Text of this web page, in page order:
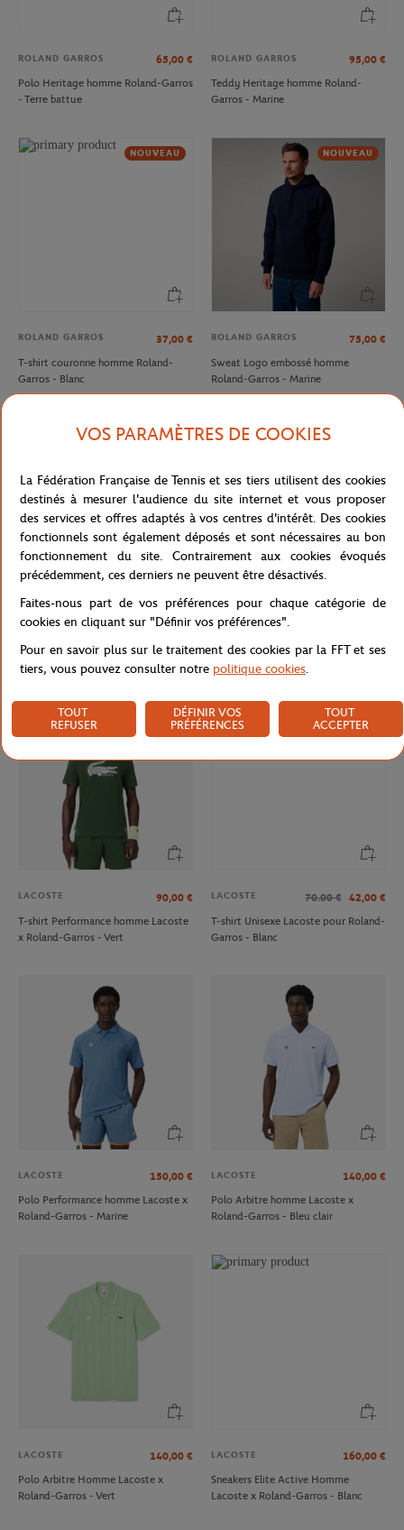
ROLAND GARROS 65,00 €
Polo Heritage homme Roland-Garros
- Terre battue
ROLAND GARROS 95,00 €
Teddy Heritage homme Roland-
Garros - Marine
NOUVEAU
ROLAND GARROS 37,00 €
T-shirt couronne homme Roland-
Garros - Blanc
NOUVEAU
ROLAND GARROS 75,00 €
Sweat Logo embossé homme
Roland-Garros - Marine
LACOSTE 90,00 €
Roland-Garros - Terre Battue
LACOSTE
Roland-Garros - Marine
LACOSTE 90,00 €
T-shirt Performance homme Lacoste
x Roland-Garros - Vert
LACOSTE 70.00 € 42,00 €
T-shirt Unisexe Lacoste pour Roland-
Garros - Blanc
LACOSTE 150,00 €
Polo Performance homme Lacoste x
Roland-Garros - Marine
LACOSTE 140,00 €
Polo Arbitre homme Lacoste x
Roland-Garros - Bleu clair
LACOSTE 140,00 €
Polo Arbitre Homme Lacoste x
Roland-Garros - Vert
LACOSTE 160,00 €
Sneakers Elite Active Homme
Lacoste x Roland-Garros - Blanc
VOS PARAMÈTRES DE COOKIES
La Fédération Française de Tennis et ses tiers utilisent des cookies
destinés à mesurer l'audience du site internet et vous proposer
des services et offres adaptés à vos centres d'intérêt. Des cookies
fonctionnels sont également déposés et sont nécessaires au bon
fonctionnement du site. Contrairement aux cookies évoqués
précédemment, ces derniers ne peuvent être désactivés.
Faites-nous part de vos préférences pour chaque catégorie de
cookies en cliquant sur "Définir vos préférences".
Pour en savoir plus sur le traitement des cookies par la FFT et ses
tiers, vous pouvez consulter notre politique cookies.
TOUT
REFUSER
DÉFINIR VOS
PRÉFÉRENCES
TOUT
ACCEPTER